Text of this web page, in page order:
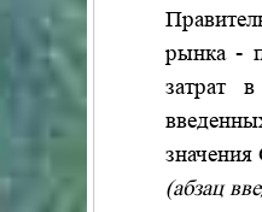
рынка -
затрат
значения
(абзац